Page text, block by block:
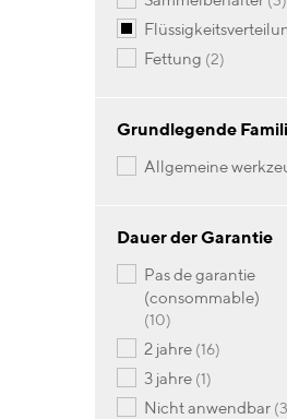
fettung 2Artikel
Grundlegende
allgemeine
Dauer der Garantie
pas de garantie
(consommable)
10Artikel
2 jahre 16Artikel
3 jahre 1Artikel
nicht anwendbar 3